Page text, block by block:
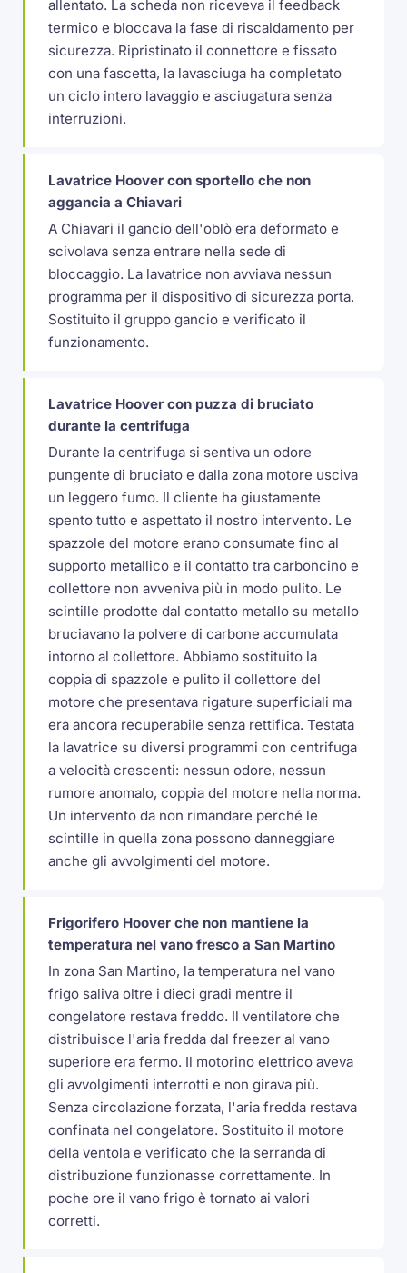
allentato. La scheda non riceveva il feedback
termico e bloccava la fase di riscaldamento per
sicurezza. Ripristinato il connettore e fissato
con una fascetta, la lavasciuga ha completato
un ciclo intero lavaggio e asciugatura senza
interruzioni.
Lavatrice Hoover con sportello che non
aggancia a Chiavari
A Chiavari il gancio dell'oblò era deformato e
scivolava senza entrare nella sede di
bloccaggio. La lavatrice non avviava nessun
programma per il dispositivo di sicurezza porta.
Sostituito il gruppo gancio e verificato il
funzionamento.
Lavatrice Hoover con puzza di bruciato
durante la centrifuga
Durante la centrifuga si sentiva un odore
pungente di bruciato e dalla zona motore usciva
un leggero fumo. Il cliente ha giustamente
spento tutto e aspettato il nostro intervento. Le
spazzole del motore erano consumate fino al
supporto metallico e il contatto tra carboncino e
collettore non avveniva più in modo pulito. Le
scintille prodotte dal contatto metallo su metallo
bruciavano la polvere di carbone accumulata
intorno al collettore. Abbiamo sostituito la
coppia di spazzole e pulito il collettore del
motore che presentava rigature superficiali ma
era ancora recuperabile senza rettifica. Testata
la lavatrice su diversi programmi con centrifuga
a velocità crescenti: nessun odore, nessun
rumore anomalo, coppia del motore nella norma.
Un intervento da non rimandare perché le
scintille in quella zona possono danneggiare
anche gli avvolgimenti del motore.
Frigorifero Hoover che non mantiene la
temperatura nel vano fresco a San Martino
In zona San Martino, la temperatura nel vano
frigo saliva oltre i dieci gradi mentre il
congelatore restava freddo. Il ventilatore che
distribuisce l'aria fredda dal freezer al vano
superiore era fermo. Il motorino elettrico aveva
gli avvolgimenti interrotti e non girava più.
Senza circolazione forzata, l'aria fredda restava
confinata nel congelatore. Sostituito il motore
della ventola e verificato che la serranda di
distribuzione funzionasse correttamente. In
poche ore il vano frigo è tornato ai valori
corretti.